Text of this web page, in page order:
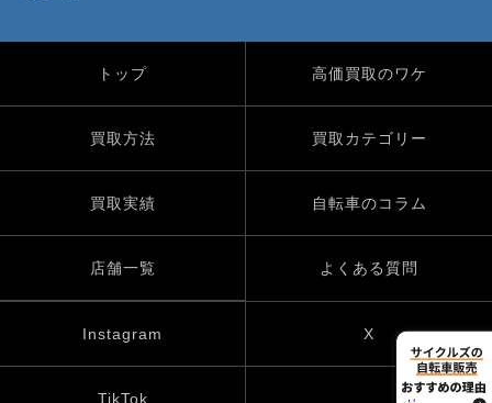
トップ 高価買取のワケ
買取方法 買取カテゴリー
買取実績 自転車のコラム
店舗一覧 よくある質問
Instagram X
TikTok